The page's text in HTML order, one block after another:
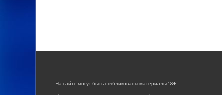
На сайте могут быть опубликованы материалы 18+!